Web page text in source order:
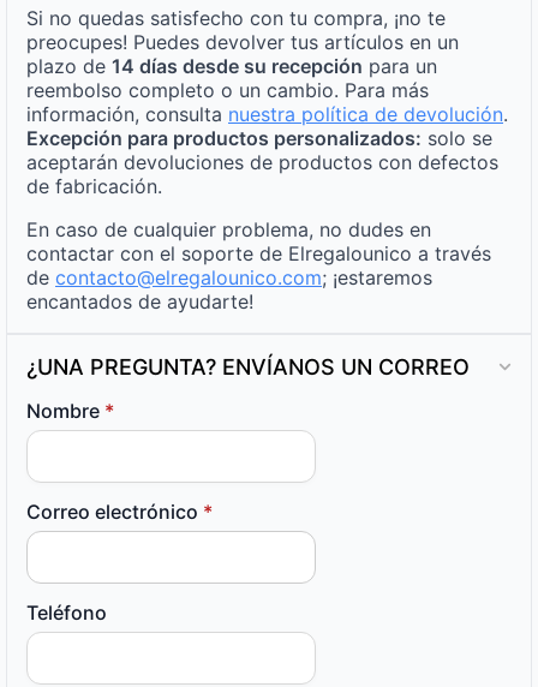
Si no quedas satisfecho con tu compra, ¡no te
preocupes! Puedes devolver tus artículos en un
plazo de 14 días desde su recepción para un
reembolso completo o un cambio. Para más
información, consulta nuestra política de devolución.
Excepción para productos personalizados: solo se
aceptarán devoluciones de productos con defectos
de fabricación.
En caso de cualquier problema, no dudes en
contactar con el soporte de Elregalounico a través
de contacto@elregalounico.com; ¡estaremos
encantados de ayudarte!
¿UNA PREGUNTA? ENVÍANOS UN CORREO
Nombre *
Correo electrónico *
Teléfono